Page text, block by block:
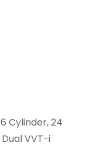
Cylinder, 24
VVT-i